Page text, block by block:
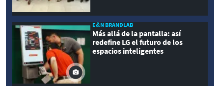
E&N BRANDLAB
Más allá de la pantalla: así
redefine LG el futuro de los
espacios inteligentes